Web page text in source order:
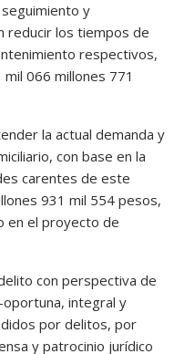
y
reducir los tiempos de
respectivos,
066 millones 771
la actual demanda y
con base en la
carentes de este
931 mil 554 pesos,
en el proyecto de
con perspectiva de
integral y
por delitos, por
y patrocinio jurídico